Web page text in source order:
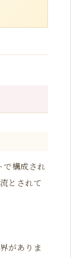
で構成され
とされて
がありま